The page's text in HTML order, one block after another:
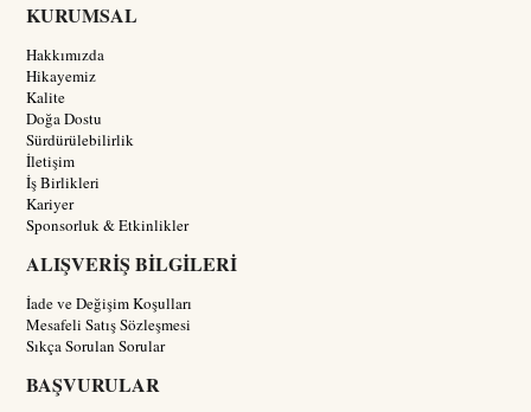
KURUMSAL
Hakkımızda
Hikayemiz
Kalite
Doğa Dostu
Sürdürülebilirlik
İletişim
İş Birlikleri
Kariyer
Sponsorluk & Etkinlikler
ALIŞVERİŞ BİLGİLERİ
İade ve Değişim Koşulları
Mesafeli Satış Sözleşmesi
Sıkça Sorulan Sorular
BAŞVURULAR